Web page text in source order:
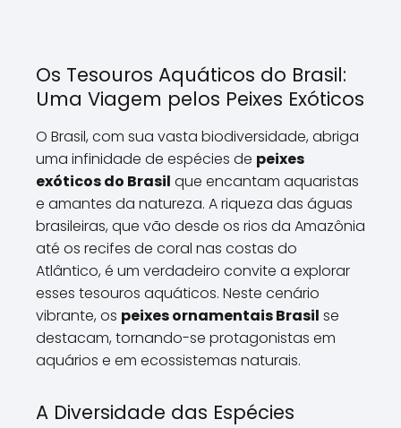
Os Tesouros Aquáticos do Brasil:
Uma Viagem pelos Peixes Exóticos
O Brasil, com sua vasta biodiversidade, abriga
uma infinidade de espécies de peixes
exóticos do Brasil que encantam aquaristas
e amantes da natureza. A riqueza das águas
brasileiras, que vão desde os rios da Amazônia
até os recifes de coral nas costas do
Atlântico, é um verdadeiro convite a explorar
esses tesouros aquáticos. Neste cenário
vibrante, os peixes ornamentais Brasil se
destacam, tornando-se protagonistas em
aquários e em ecossistemas naturais.
A Diversidade das Espécies